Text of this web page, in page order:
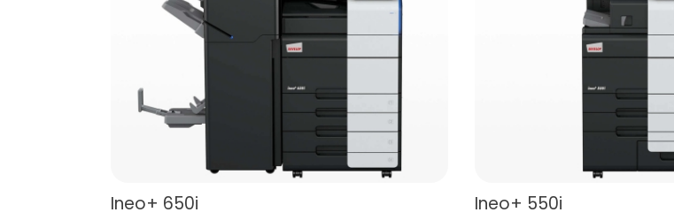
Ineo+ 650i Ineo+ 550i